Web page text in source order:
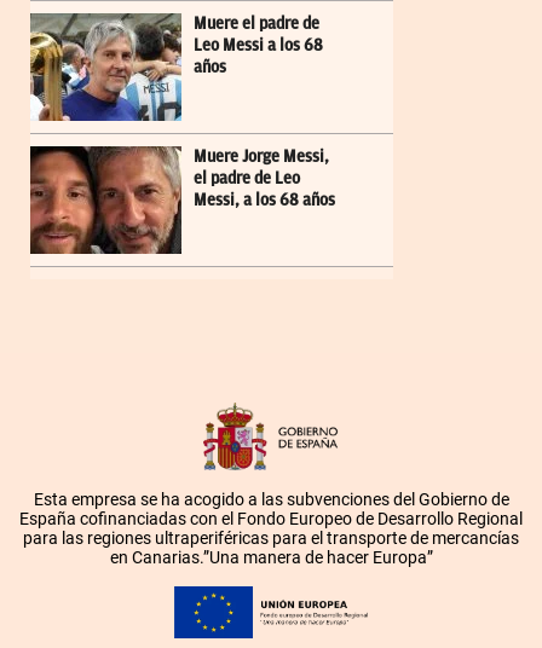
Muere el padre de
Leo Messi a los 68
años
Muere Jorge Messi,
el padre de Leo
Messi, a los 68 años
Esta empresa se ha acogido a las subvenciones del Gobierno de
España cofinanciadas con el Fondo Europeo de Desarrollo Regional
para las regiones ultraperiféricas para el transporte de mercancías
en Canarias.”Una manera de hacer Europa”